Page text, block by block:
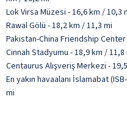
Lok Virsa Müzesi - 16,6 km / 10,3
Rawal Gölü - 18,2 km / 11,3 mi
Pakistan-China Friendship
Cinnah Stadyumu - 18,9 km / 11,8
Centaurus Alışveriş Merkezi -
En yakın havaalanı İslamabat
mi